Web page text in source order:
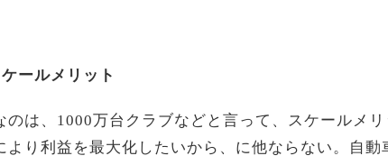
ールメリット
のは、1000万台クラブなどと言って、スケールメ
より利益を最大化したいから、に他ならない。自動